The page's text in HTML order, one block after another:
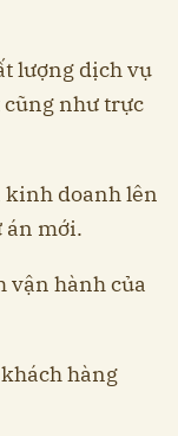
lượng dịch vụ
cũng như trực
kinh doanh lên
án mới.
vận hành của
hàng